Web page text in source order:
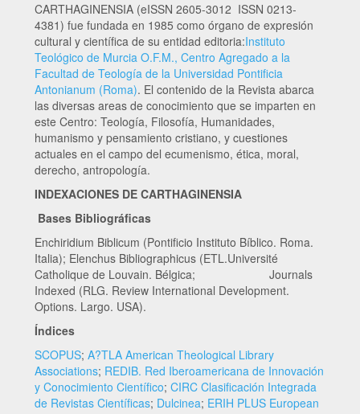
CARTHAGINENSIA (eISSN 2605-3012 ISSN 0213-
4381) fue fundada en 1985 como órgano de expresión
cultural y científica de su entidad editoria:Instituto
Teológico de Murcia O.F.M., Centro Agregado a la
Facultad de Teología de la Universidad Pontificia
Antonianum (Roma). El contenido de la Revista abarca
las diversas areas de conocimiento que se imparten en
este Centro: Teología, Filosofía, Humanidades,
humanismo y pensamiento cristiano, y cuestiones
actuales en el campo del ecumenismo, ética, moral,
derecho, antropología.
INDEXACIONES DE CARTHAGINENSIA
Bases Bibliográficas
Enchiridium Biblicum (Pontificio Instituto Bíblico. Roma.
Italia); Elenchus Bibliographicus (ETL.Université
Catholique de Louvain. Bélgica; Journals
Indexed (RLG. Review International Development.
Options. Largo. USA).
Índices
SCOPUS; A?TLA American Theological Library
Associations; REDIB. Red Iberoamericana de Innovación
y Conocimiento Científico; CIRC Clasificación Integrada
de Revistas Científicas; Dulcinea; ERIH PLUS European